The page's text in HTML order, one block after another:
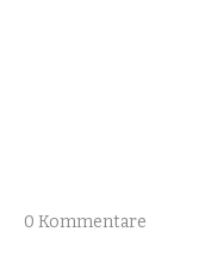
0 Kommentare